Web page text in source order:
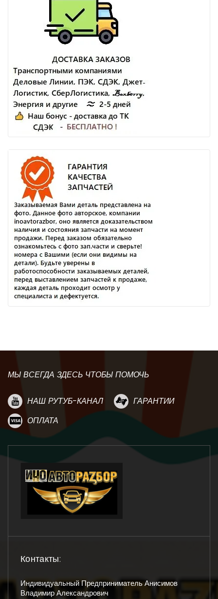
МЫ ВСЕГДА ЗДЕСЬ ЧТОБЫ ПОМОЧЬ
НАШ РУТУБ-КАНАЛ
ГАРАНТИИ
ОПЛАТА
Контакты:
Индивидуальный Предприниматель Анисимов
Владимир Александрович